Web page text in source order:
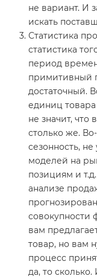
не вариант. И
искать
Статистика
статистика
период
примитивный
достаточный.
единиц
не значит,
столько же.
сезонность,
моделей на
позициям и
анализе
совокупности
вам
товар, но вам
процесс
да, то